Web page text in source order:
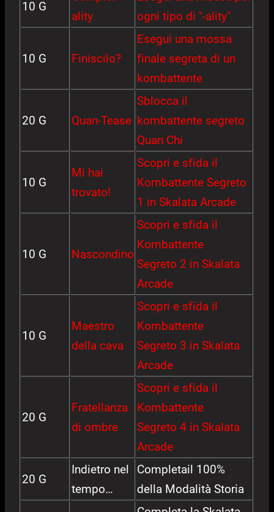
10 G
ality
ogni tipo di "-ality"
10 G Finiscilo?
Esegui una mossa
finale segreta di un
kombattente
20 G Quan-Tease
Sblocca il
kombattente segreto
Quan Chi
10 G
Mi hai
trovato!
Scopri e sfida il
Kombattente Segreto
1 in Skalata Arcade
10 G Nascondino
Scopri e sfida il
Kombattente
Segreto 2 in Skalata
Arcade
10 G
Maestro
della cava
Scopri e sfida il
Kombattente
Segreto 3 in Skalata
Arcade
20 G
Fratellanza
di ombre
Scopri e sfida il
Kombattente
Segreto 4 in Skalata
Arcade
20 G
Indietro nel
tempo…
Completail 100%
della Modalità Storia